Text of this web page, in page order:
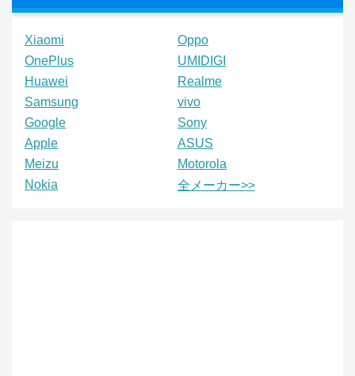
Xiaomi
Oppo
OnePlus
UMIDIGI
Huawei
Realme
Samsung
vivo
Google
Sony
Apple
ASUS
Meizu
Motorola
Nokia
全メーカー>>